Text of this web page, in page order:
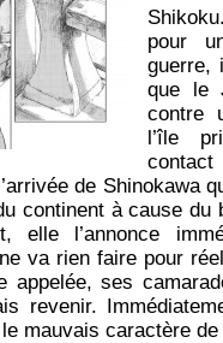
pour
guerre,
que le
contre
l’île
de Shinokawa
continent à cause du
elle l’annonce
va rien faire pour
appelée, ses
revenir.
mauvais caractère